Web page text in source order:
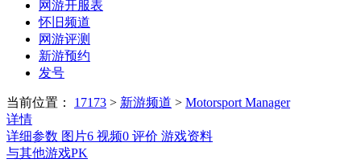
网游开服表
怀旧频道
网游评测
新游预约
发号
当前位置： 17173 > 新游频道 > Motorsport Manager
详情
详细参数 图片6 视频0 评价 游戏资料
与其他游戏PK